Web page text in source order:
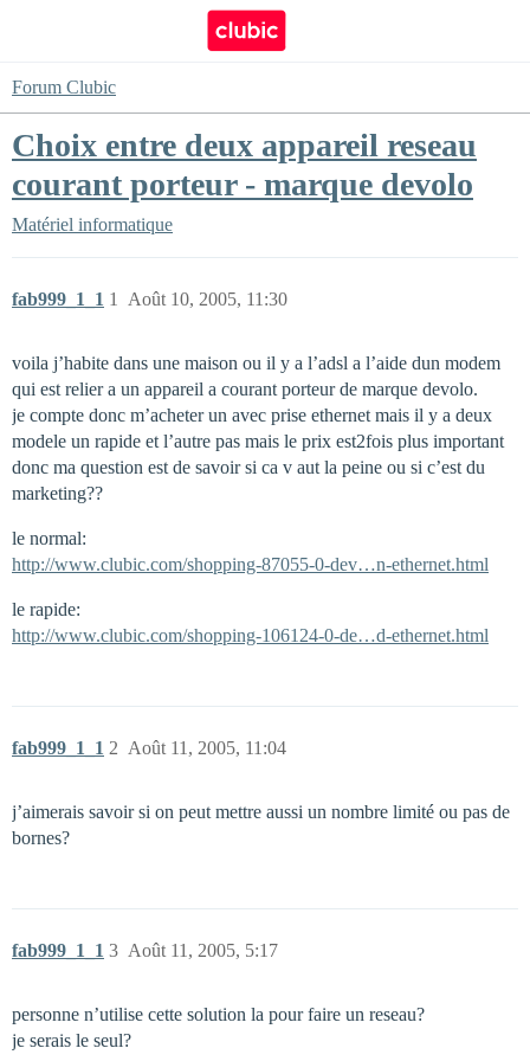
Forum Clubic
Choix entre deux appareil reseau
courant porteur - marque devolo
Matériel informatique
fab999_1_1 Août 10, 2005, 11:30
1
voila j’habite dans une maison ou il y a l’adsl a l’aide dun modem
qui est relier a un appareil a courant porteur de marque devolo.
je compte donc m’acheter un avec prise ethernet mais il y a deux
modele un rapide et l’autre pas mais le prix est2fois plus important
donc ma question est de savoir si ca v aut la peine ou si c’est du
marketing??
le normal:
http://www.clubic.com/shopping-87055-0-dev…n-ethernet.html
le rapide:
http://www.clubic.com/shopping-106124-0-de…d-ethernet.html
fab999_1_1 Août 11, 2005, 11:04
2
j’aimerais savoir si on peut mettre aussi un nombre limité ou pas de
bornes?
fab999_1_1 Août 11, 2005, 5:17
3
personne n’utilise cette solution la pour faire un reseau?
je serais le seul?